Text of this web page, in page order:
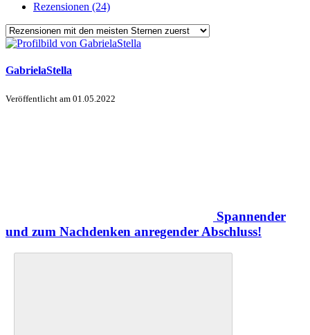
Rezensionen (24)
GabrielaStella
Veröffentlicht am 01.05.2022
Spannender
und zum Nachdenken anregender Abschluss!